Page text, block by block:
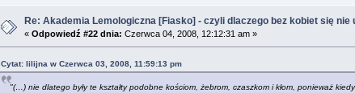
Re: Akademia Lemologiczna [Fiasko] - czyli dlaczego bez kobiet się nie
« Odpowiedź #22 dnia: Czerwca 04, 2008, 12:12:31 am »
Cytat: lilijna w Czerwca 03, 2008, 11:59:13 pm
"(…) nie dlatego były te kształty podobne kościom, żebrom, czaszkom i kłom, ponieważ